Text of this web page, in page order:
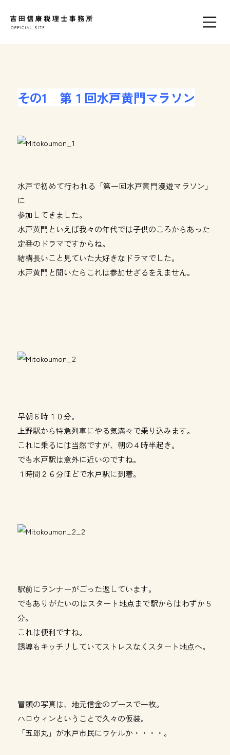
その1 第１回水戸黄門マラソン
水戸で初めて行われる「第一回水戸黄門漫遊マラソン」
に
参加してきました。
水戸黄門といえば我々の年代では子供のころからあった
定番のドラマですからね。
結構長いこと見ていた大好きなドラマでした。
水戸黄門と聞いたらこれは参加せざるをえません。
早朝６時１０分。
上野駅から特急列車にやる気満々で乗り込みます。
これに乗るには当然ですが、朝の４時半起き。
でも水戸駅は意外に近いのですね。
１時間２６分ほどで水戸駅に到着。
駅前にランナーがごった返しています。
でもありがたいのはスタート地点まで駅からはわずか５
分。
これは便利ですね。
誘導もキッチリしていてストレスなくスタート地点へ。
冒頭の写真は、地元信金のブースで一枚。
ハロウィンということで久々の仮装。
「五郎丸」が水戸市民にウケルか・・・・。